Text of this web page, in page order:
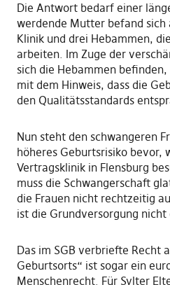
Die Antwort bedarf einer
werdende Mutter befand
Klinik und drei Hebammen,
arbeiten. Im Zuge der
sich die Hebammen
mit dem Hinweis, dass die
den Qualitätsstandards
Nun steht den schwangeren
höheres Geburtsrisiko bevor,
Vertragsklinik in Flensburg
muss die Schwangerschaft
die Frauen nicht rechtzeitig
ist die Grundversorgung
Das im SGB verbriefte Recht
Geburtsorts“ ist sogar ein
Menschenrecht. Für Sylter